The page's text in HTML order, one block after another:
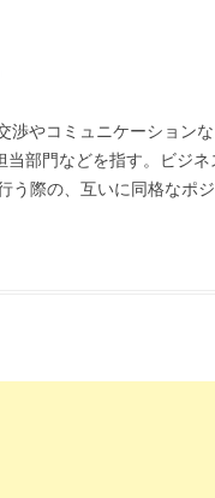
やコミュニケーションな
部門などを指す。ビジ
う際の、互いに同格なポ